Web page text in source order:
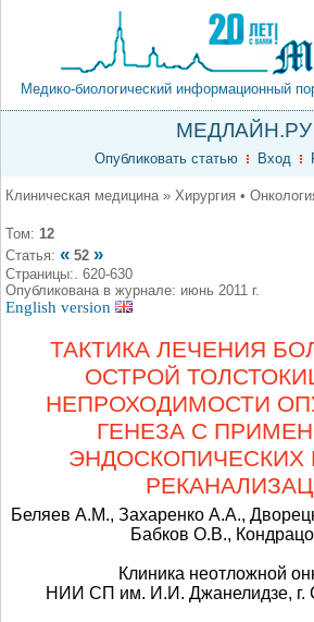
Медико-биологический информационный
МЕДЛАЙН.РУ
Опубликовать статью Вход
Клиническая медицина » Хирургия •
Том: 12
Статья: « 52 »
Страницы:. 620-630
Опубликована в журнале: июнь 2011 г.
English version
ТАКТИКА ЛЕЧЕНИЯ
ОСТРОЙ
НЕПРОХОДИМОСТИ
ГЕНЕЗА С
ЭНДОСКОПИЧЕСКИХ
Беляев А.М., Захаренко А.А.,
Бабков О.В.,
Клиника неотложной
НИИ СП им. И.И. Джанелидзе, г.